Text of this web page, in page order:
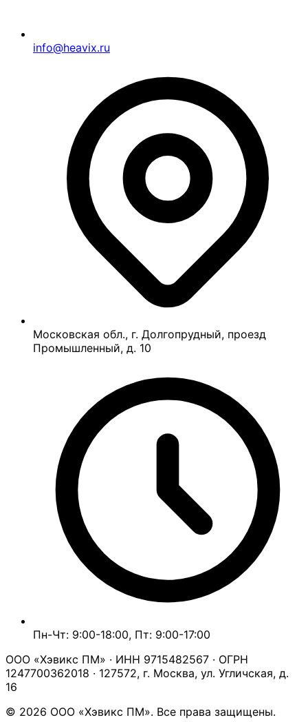
info@heavix.ru
Московская обл., г. Долгопрудный, проезд
Промышленный, д. 10
Пн-Чт: 9:00-18:00, Пт: 9:00-17:00
ООО «Хэвикс ПМ» · ИНН 9715482567 · ОГРН
1247700362018 · 127572, г. Москва, ул. Угличская, д.
16
© 2026 ООО «Хэвикс ПМ». Все права защищены.